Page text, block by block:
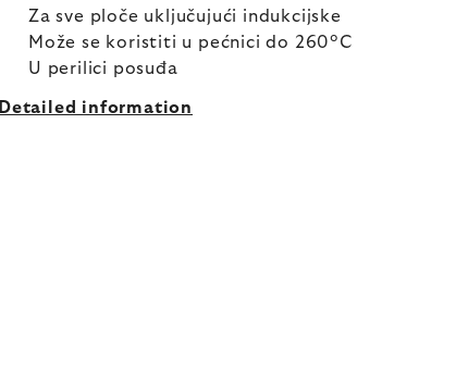
Za sve ploče uključujući indukcijske
Može se koristiti u pećnici do 260°C
U perilici posuđa
Detailed information